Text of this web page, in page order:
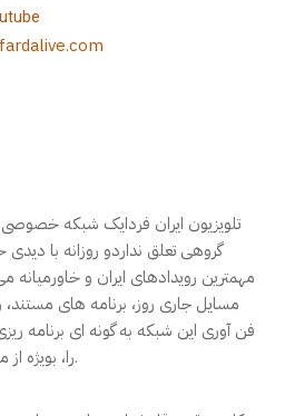
تلویزیون ایران فردایک شبکه
گروهی تعلق نداردو روزانه با
مسایل جاری روز، برنامه های
فن آوری این شبکه به گونه ای برنامه
را، بویژه از میان جوانان، به خود جذب کنند.